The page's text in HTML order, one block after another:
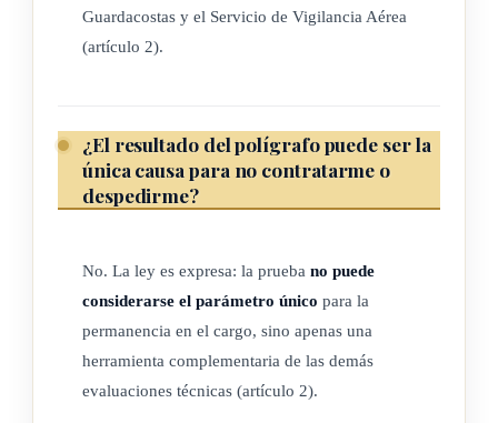
fisiológicas del examinado que se presentan ante
determinadas preguntas que se realizan para la selección del
personal.
El examen se realizará mediante un instrumento científico
altamente sensible que medirá los cambios en la presión
sanguínea, respiración y respuesta galvánica de la piel, entre
Guardacostas y el Servicio de Vigilancia Aérea
(artículo 2).
¿El resultado del polígrafo puede ser la
única causa para no contratarme o
despedirme?
No. La ley es expresa: la prueba no puede
considerarse el parámetro único para la
permanencia en el cargo, sino apenas una
herramienta complementaria de las demás
evaluaciones técnicas (artículo 2).